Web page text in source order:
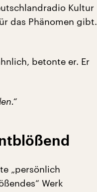
Kultur
das Phänomen gibt.
betonte er. Er
„persönlich
Werk